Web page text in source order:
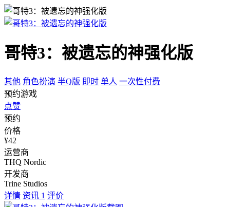
哥特3：被遗忘的神强化版
其他 角色扮演 半Q版 即时 单人 一次性付费
预约游戏
点赞
预约
价格
¥42
运营商
THQ Nordic
开发商
Trine Studios
详情 资讯 1 评价